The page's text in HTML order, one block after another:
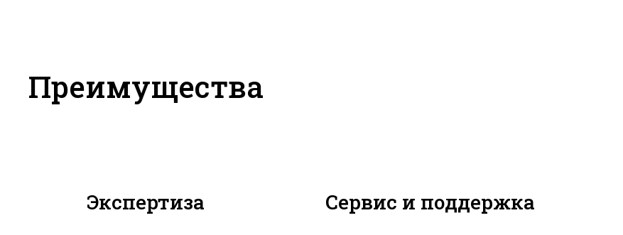
Преимущества
Экспертиза Сервис и поддержка